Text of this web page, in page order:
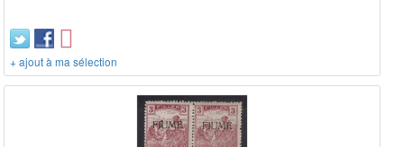
+ ajout à ma sélection